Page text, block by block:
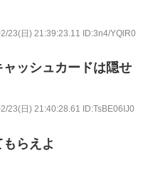
23(日) 21:39:23.11 ID:3n4/YQlR0
ッシュカードは隠せ
23(日) 21:40:28.61 ID:TsBE06IJ0
もらえよ